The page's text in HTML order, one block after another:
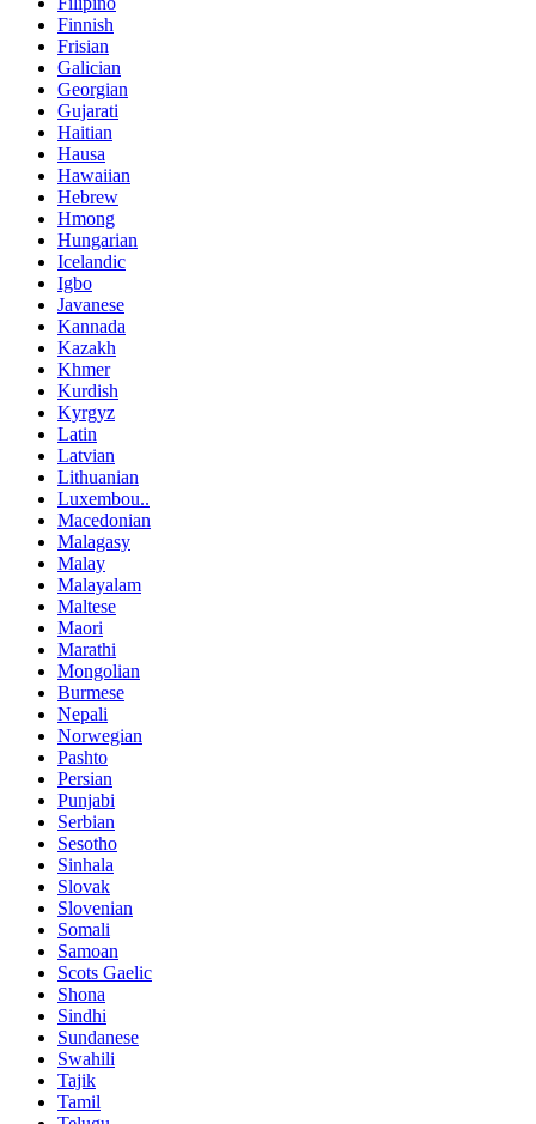
Finnish
Frisian
Galician
Georgian
Gujarati
Haitian
Hausa
Hawaiian
Hebrew
Hmong
Hungarian
Icelandic
Igbo
Javanese
Kannada
Kazakh
Khmer
Kurdish
Kyrgyz
Latin
Latvian
Lithuanian
Luxembou..
Macedonian
Malagasy
Malay
Malayalam
Maltese
Maori
Marathi
Mongolian
Burmese
Nepali
Norwegian
Pashto
Persian
Punjabi
Serbian
Sesotho
Sinhala
Slovak
Slovenian
Somali
Samoan
Scots Gaelic
Shona
Sindhi
Sundanese
Swahili
Tajik
Tamil